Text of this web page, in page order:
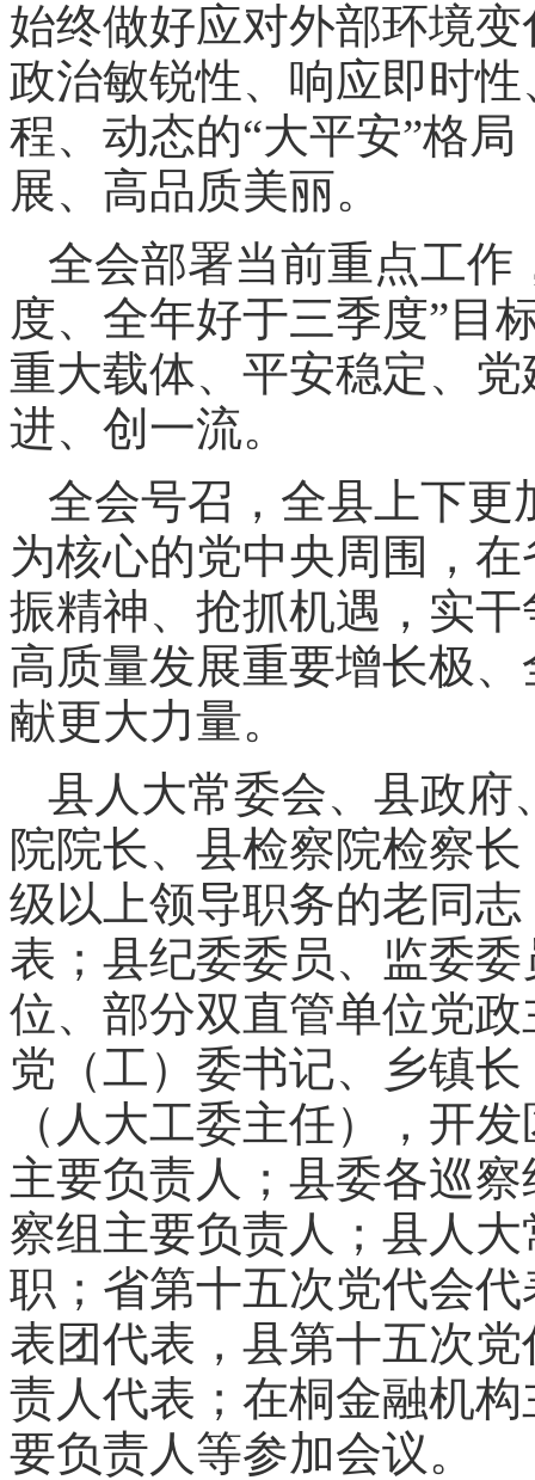
始终做好应对外部环境
政治敏锐性、响应即时
程、动态的“大平安”格
展、高品质美丽。
全会部署当前重点工作
度、全年好于三季度”目
重大载体、平安稳定、
进、创一流。
全会号召，全县上下更
为核心的党中央周围，
振精神、抢抓机遇，实
高质量发展重要增长极
献更大力量。
县人大常委会、县政府
院院长、县检察院检察
级以上领导职务的老同
表；县纪委委员、监委
位、部分双直管单位党
党（工）委书记、乡镇
（人大工委主任），开
主要负责人；县委各巡
察组主要负责人；县人
职；省第十五次党代会
表团代表，县第十五次
责人代表；在桐金融机
要负责人等参加会议。